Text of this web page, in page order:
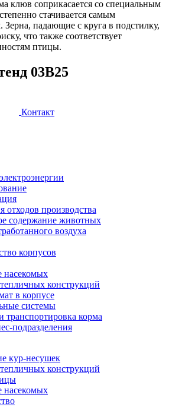
клюв соприкасается со специальным
стачивается самым
Зерна, падающие с круга в подстилку,
что также соответствует
птицы.
03B25
Контакт
отходов производства
содержание животных
воздуха
корпусов
насекомых
конструкций
в корпусе
системы
транспортировка корма
подразделения
кур-несушек
конструкций
насекомых